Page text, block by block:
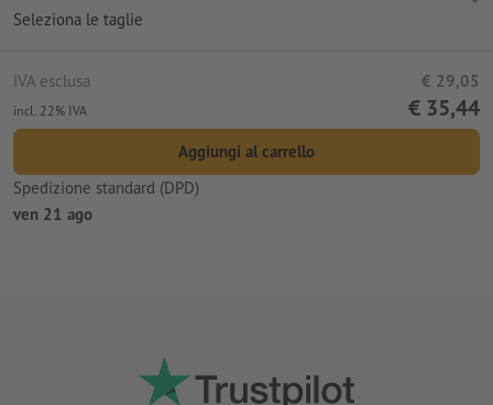
Seleziona le taglie
IVA esclusa € 29,05
incl. 22% IVA € 35,44
Aggiungi al carrello
Spedizione standard (DPD)
ven 21 ago